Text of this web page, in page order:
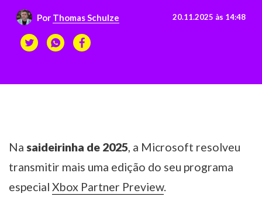
Por Thomas Schulze 20.11.2025 às 14:48
Na saideirinha de 2025 , a Microsoft resolveu
transmitir mais uma edição do seu programa
especial Xbox Partner Preview.